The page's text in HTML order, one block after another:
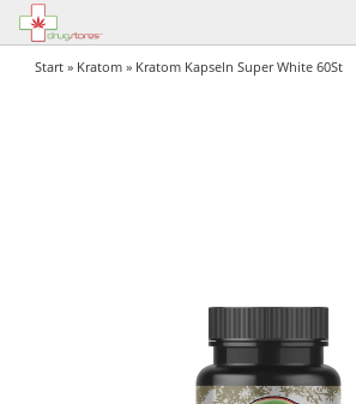
Start » Kratom » Kratom Kapseln Super White 60St